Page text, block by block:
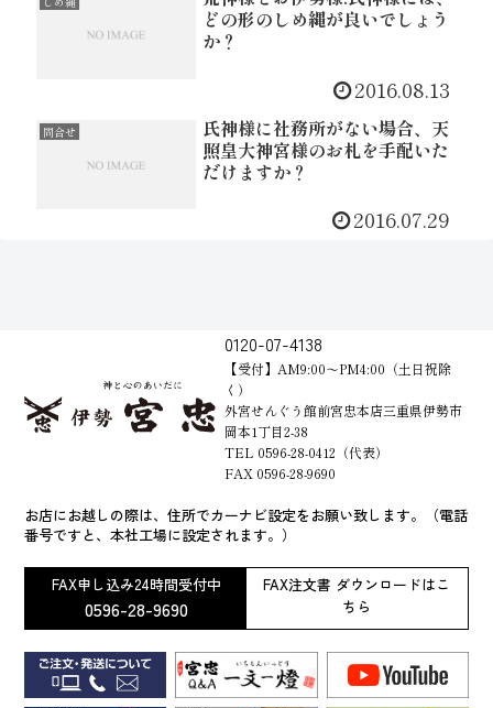
どの形のしめ縄が良いでしょう
か？
2016.08.13
問合せ
氏神様に社務所がない場合、天
照皇大神宮様のお札を手配いた
だけますか？
2016.07.29
0120-07-4138
【受付】AM9:00～PM4:00（土日祝除
く）
外宮せんぐう館前宮忠本店三重県伊勢市
岡本1丁目2-38
TEL 0596-28-0412（代表）
FAX 0596-28-9690
お店にお越しの際は、住所でカーナビ設定をお願い致します。（電話
番号ですと、本社工場に設定されます。）
FAX申し込み24時間受付中
0596-28-9690
FAX注文書 ダウンロードはこ
ちら